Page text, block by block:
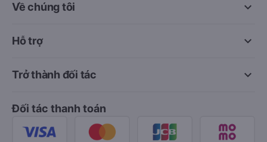
keyboard_arrow_down
Về chúng tôi
keyboard_arrow_down
Hỗ trợ
keyboard_arrow_down
Trở thành đối tác
Đối tác thanh toán